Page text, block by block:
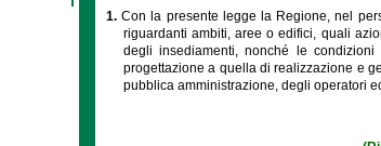
1.Con la presente legge la Regione, nel
riguardanti ambiti, aree o edifici, quali
degli insediamenti, nonché le
progettazione a quella di realizzazione e
pubblica amministrazione, degli operatori